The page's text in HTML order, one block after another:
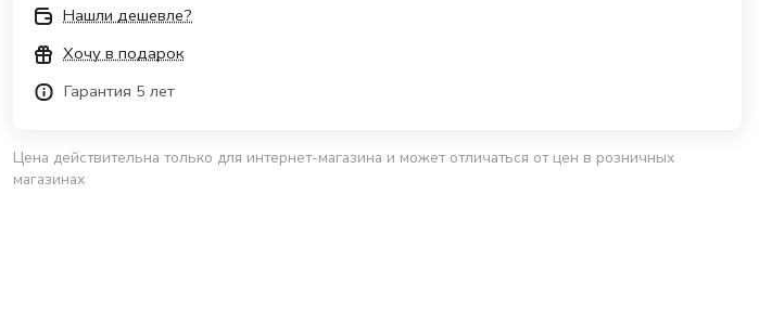
Нашли дешевле?
Хочу в подарок
Гарантия 5 лет
Цена действительна только для интернет-магазина и может отличаться от цен в розничных
магазинах